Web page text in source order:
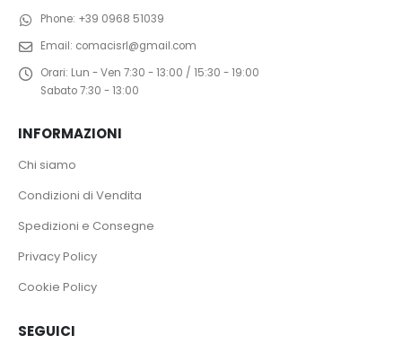
Phone: +39 0968 51039
Email: comacisrl@gmail.com
Orari: Lun - Ven 7:30 - 13:00 / 15:30 - 19:00
Sabato 7:30 - 13:00
INFORMAZIONI
Chi siamo
Condizioni di Vendita
Spedizioni e Consegne
Privacy Policy
Cookie Policy
SEGUICI